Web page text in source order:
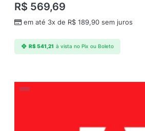
R$ 569,69
em até 3x de R$ 189,90 sem juros
R$541,21 à vista no Pix ou Boleto